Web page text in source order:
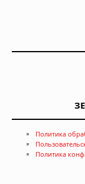
Политика
Политика